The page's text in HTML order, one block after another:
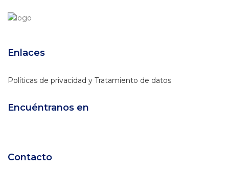
Enlaces
Políticas de privacidad y Tratamiento de datos
Encuéntranos en
Contacto